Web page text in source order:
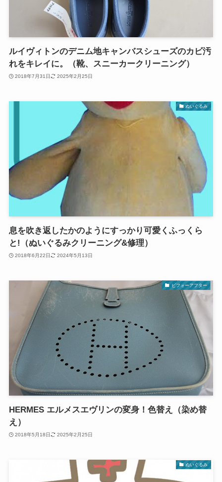
ルイヴィトンのデニム地キャンバスシューズのカビ汚
れをキレイに。（靴、スニーカークリーニング）
2018年7月31日 2025年2月25日
ぬいぐるみ
息を吹き返したかのようにすっかり可愛くふっくら
と!（ぬいぐるみクリーニング&修理）
2018年6月22日 2024年5月13日
ビフォーアフター
HERMES エルメスエヴリンの変身！色替え（染め替
え）
2018年5月18日 2025年2月25日
ぬいぐるみ